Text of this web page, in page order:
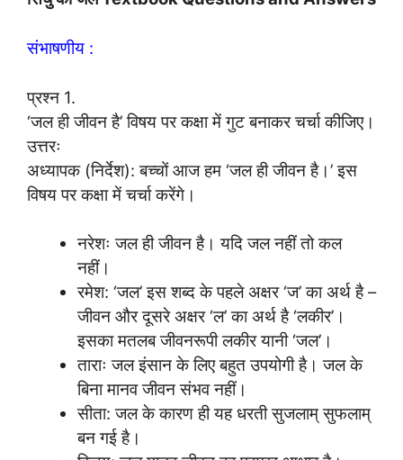
संभाषणीय :
प्रश्न 1.
‘जल ही जीवन है’ विषय पर कक्षा में गुट बनाकर चर्चा कीजिए।
उत्तरः
अध्यापक (निर्देश): बच्चों आज हम ‘जल ही जीवन है।’ इस
विषय पर कक्षा में चर्चा करेंगे।
नरेशः जल ही जीवन है। यदि जल नहीं तो कल
नहीं।
रमेश: ‘जल’ इस शब्द के पहले अक्षर ‘ज’ का अर्थ है –
जीवन और दूसरे अक्षर ‘ल’ का अर्थ है ‘लकीर’।
इसका मतलब जीवनरूपी लकीर यानी ‘जल’।
ताराः जल इंसान के लिए बहुत उपयोगी है। जल के
बिना मानव जीवन संभव नहीं।
सीता: जल के कारण ही यह धरती सुजलाम् सुफलाम्
बन गई है।